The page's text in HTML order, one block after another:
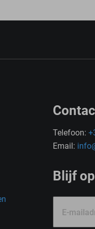
Telefoon:
Email:
Blijf
E-